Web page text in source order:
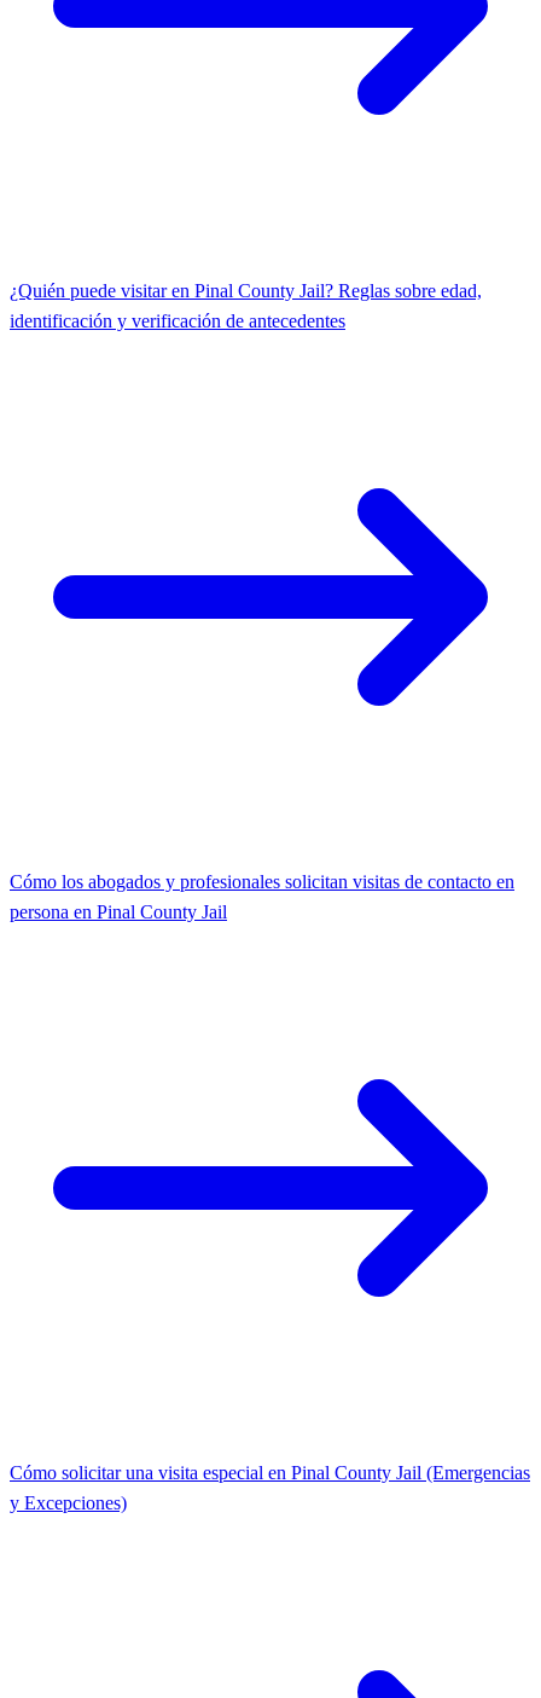
¿Quién puede visitar en Pinal County Jail? Reglas sobre edad,
identificación y verificación de antecedentes
Cómo los abogados y profesionales solicitan visitas de contacto en
persona en Pinal County Jail
Cómo solicitar una visita especial en Pinal County Jail (Emergencias
y Excepciones)